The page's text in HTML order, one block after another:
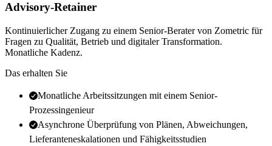
Advisory-Retainer
Kontinuierlicher Zugang zu einem Senior-Berater von Zometric für
Fragen zu Qualität, Betrieb und digitaler Transformation.
Monatliche Kadenz.
Das erhalten Sie
Monatliche Arbeitssitzungen mit einem Senior-
Prozessingenieur
Asynchrone Überprüfung von Plänen, Abweichungen,
Lieferanteneskalationen und Fähigkeitsstudien